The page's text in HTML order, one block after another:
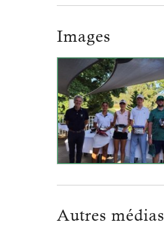
Images
Autres médias